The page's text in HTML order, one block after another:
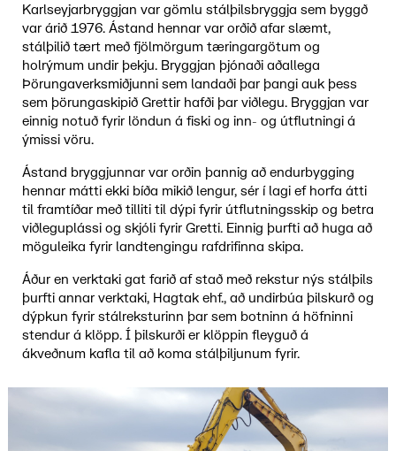
Karlseyjarbryggjan var gömlu stálþilsbryggja sem byggð
var árið 1976. Ástand hennar var orðið afar slæmt,
stálþilið tært með fjölmörgum tæringargötum og
holrýmum undir þekju. Bryggjan þjónaði aðallega
Þörungaverksmiðjunni sem landaði þar þangi auk þess
sem þörungaskipið Grettir hafði þar viðlegu. Bryggjan var
einnig notuð fyrir löndun á fiski og inn- og útflutningi á
ýmissi vöru.
Ástand bryggjunnar var orðin þannig að endurbygging
hennar mátti ekki bíða mikið lengur, sér í lagi ef horfa átti
til framtíðar með tilliti til dýpi fyrir útflutningsskip og betra
viðleguplássi og skjóli fyrir Gretti. Einnig þurfti að huga að
möguleika fyrir landtengingu rafdrifinna skipa.
Áður en verktaki gat farið af stað með rekstur nýs stálþils
þurfti annar verktaki, Hagtak ehf., að undirbúa þilskurð og
dýpkun fyrir stálreksturinn þar sem botninn á höfninni
stendur á klöpp. Í þilskurði er klöppin fleyguð á
ákveðnum kafla til að koma stálþiljunum fyrir.